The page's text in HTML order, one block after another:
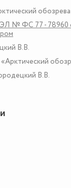
№ ФС 77 - 78960
В.В.
В.В.